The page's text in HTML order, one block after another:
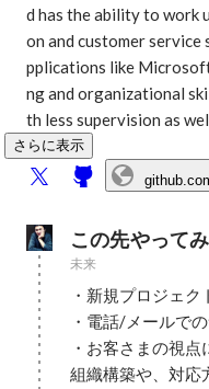
d has the ability to work
on and customer service
pplications like
ng and organizational
th less supervision as
さらに表示
この先やって
未来
・新規プロジェ
・電話/メールで
・お客さまの視
組織構築や、対応